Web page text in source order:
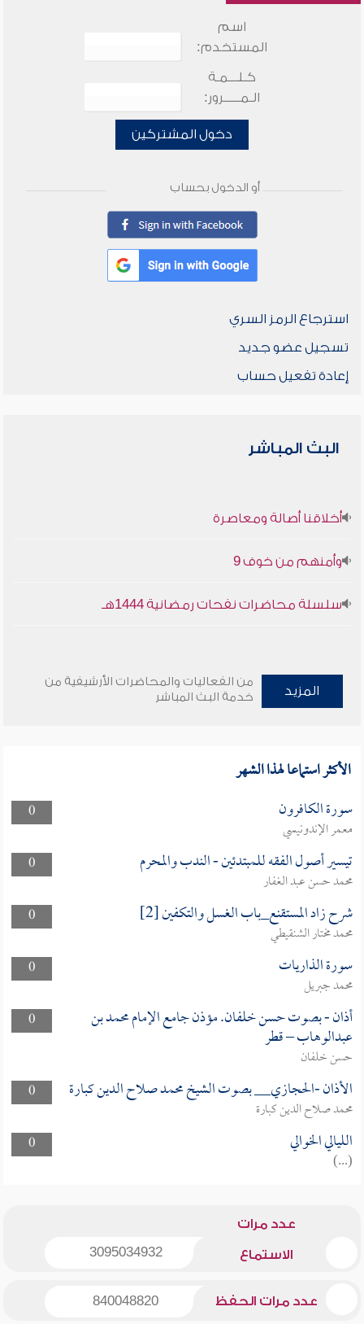
اسم
المستخدم:
كـلـــمـة
الـمـــــرور:
دخول المشتركين
أو الدخول بحساب
استرجاع الرمز السري
تسجيل عضو جديد
إعادة تفعيل حساب
البث المباشر
أخلاقنا أصالة ومعاصرة
وأمنهم من خوف 9
سلسلة محاضرات نفحات رمضانية 1444هـ
المزيد
من الفعاليات والمحاضرات الأرشيفية من
خدمة البث المباشر
الأكثر استماعا لهذا الشهر
0 سورة الكافرون
معمر الإندونيسي
0
تيسير أصول الفقه للمبتدئين - الندب والمحرم
محمد حسن عبد الغفار
0
شرح زاد المستقنع_باب الغسل والتكفين [2]
محمد مختار الشنقيطي
0
سورة الذاريات
محمد جبريل
0
أذان - بصوت حسن خلفان. مؤذن جامع الإمام محمد بن
عبدالوهاب – قطر
حسن خلفان
0
الأذان -الحجازي__ بصوت الشيخ محمد صلاح الدين كبارة
محمد صلاح الدين كبارة
0
الليالي الخوالي
(...)
عدد مرات
الاستماع 3095034932
عدد مرات الحفظ 840048820